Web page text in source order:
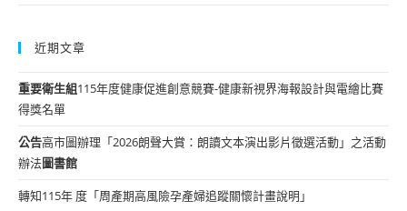
近期文章
重要衛生組115年度健康促進創意競賽-健康新視界海報設計與電繪比賽
得獎名單
公告高市圖辦理「2026朗聲大賞：朗讀文本演出影片徵選活動」之活動
辦法圖書館
轉知115年 度「周產期高風險孕產婦追蹤關懷計畫說明」